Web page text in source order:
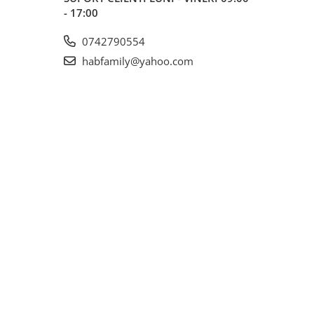
- 17:00
0742790554
habfamily@yahoo.com